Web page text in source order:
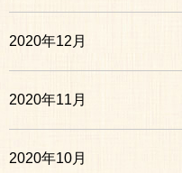
2020年12月
2020年11月
2020年10月